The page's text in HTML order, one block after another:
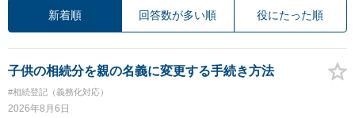
新着順 回答数が多い順 役にたった順
子供の相続分を親の名義に変更する手続き方法
#相続登記（義務化対応）
2026年8月6日